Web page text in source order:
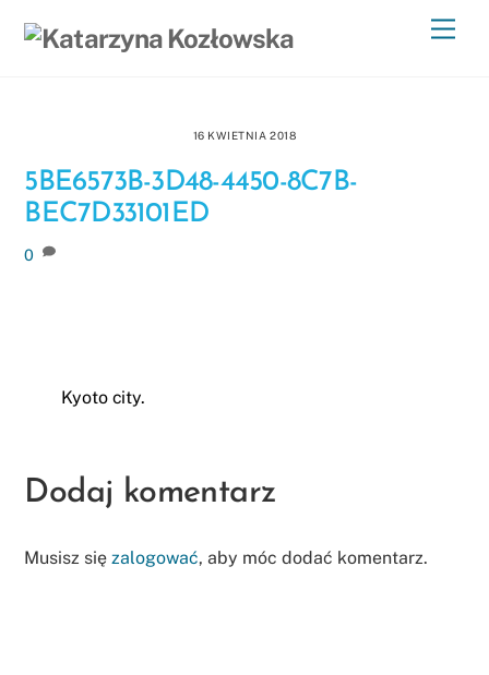
16 KWIETNIA 2018
5BE6573B-3D48-4450-8C7B-
BEC7D33101ED
0
Kyoto city.
Dodaj komentarz
Musisz sięzalogować, aby móc dodać komentarz.